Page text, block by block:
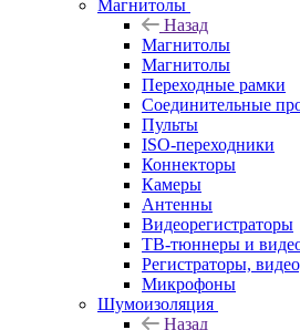
Магнитолы
Назад
Магнитолы
Магнитолы
Переходные рамки
Соединительные
Пульты
ISO-переходники
Коннекторы
Камеры
Антенны
Видеорегистраторы
ТВ-тюннеры и
Регистраторы,
Микрофоны
Шумоизоляция
Назад